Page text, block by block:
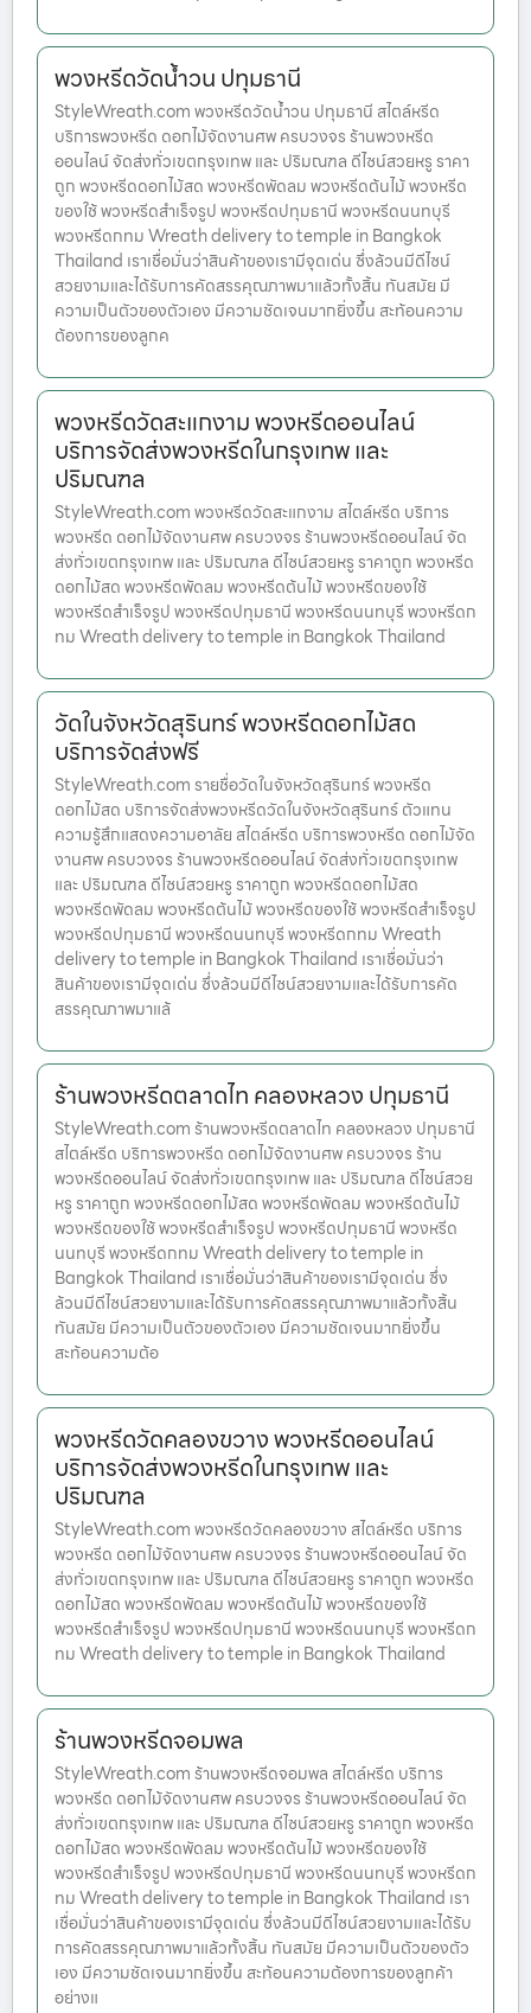
พวงหรีดวัดน้ำวน ปทุมธานี
StyleWreath.com พวงหรีดวัดน้ำวน ปทุมธานี สไตล์หรีด
บริการพวงหรีด ดอกไม้จัดงานศพ ครบวงจร ร้านพวงหรีด
ออนไลน์ จัดส่งทั่วเขตกรุงเทพ และ ปริมณฑล ดีไซน์สวยหรู ราคา
ถูก พวงหรีดดอกไม้สด พวงหรีดพัดลม พวงหรีดต้นไม้ พวงหรีด
ของใช้ พวงหรีดสำเร็จรูป พวงหรีดปทุมธานี พวงหรีดนนทบุรี
พวงหรีดกทม Wreath delivery to temple in Bangkok
Thailand เราเชื่อมั่นว่าสินค้าของเรามีจุดเด่น ซึ่งล้วนมีดีไซน์
สวยงามและได้รับการคัดสรรคุณภาพมาแล้วทั้งสิ้น ทันสมัย มี
ความเป็นตัวของตัวเอง มีความชัดเจนมากยิ่งขึ้น สะท้อนความ
ต้องการของลูกค
พวงหรีดวัดสะแกงาม พวงหรีดออนไลน์
บริการจัดส่งพวงหรีดในกรุงเทพ และ
ปริมณฑล
StyleWreath.com พวงหรีดวัดสะแกงาม สไตล์หรีด บริการ
พวงหรีด ดอกไม้จัดงานศพ ครบวงจร ร้านพวงหรีดออนไลน์ จัด
ส่งทั่วเขตกรุงเทพ และ ปริมณฑล ดีไซน์สวยหรู ราคาถูก พวงหรีด
ดอกไม้สด พวงหรีดพัดลม พวงหรีดต้นไม้ พวงหรีดของใช้
พวงหรีดสำเร็จรูป พวงหรีดปทุมธานี พวงหรีดนนทบุรี พวงหรีดก
ทม Wreath delivery to temple in Bangkok Thailand
วัดในจังหวัดสุรินทร์ พวงหรีดดอกไม้สด
บริการจัดส่งฟรี
StyleWreath.com รายชื่อวัดในจังหวัดสุรินทร์ พวงหรีด
ดอกไม้สด บริการจัดส่งพวงหรีดวัดในจังหวัดสุรินทร์ ตัวแทน
ความรู้สึกแสดงความอาลัย สไตล์หรีด บริการพวงหรีด ดอกไม้จัด
งานศพ ครบวงจร ร้านพวงหรีดออนไลน์ จัดส่งทั่วเขตกรุงเทพ
และ ปริมณฑล ดีไซน์สวยหรู ราคาถูก พวงหรีดดอกไม้สด
พวงหรีดพัดลม พวงหรีดต้นไม้ พวงหรีดของใช้ พวงหรีดสำเร็จรูป
พวงหรีดปทุมธานี พวงหรีดนนทบุรี พวงหรีดกทม Wreath
delivery to temple in Bangkok Thailand เราเชื่อมั่นว่า
สินค้าของเรามีจุดเด่น ซึ่งล้วนมีดีไซน์สวยงามและได้รับการคัด
สรรคุณภาพมาแล้
ร้านพวงหรีดตลาดไท คลองหลวง ปทุมธานี
StyleWreath.com ร้านพวงหรีดตลาดไท คลองหลวง ปทุมธานี
สไตล์หรีด บริการพวงหรีด ดอกไม้จัดงานศพ ครบวงจร ร้าน
พวงหรีดออนไลน์ จัดส่งทั่วเขตกรุงเทพ และ ปริมณฑล ดีไซน์สวย
หรู ราคาถูก พวงหรีดดอกไม้สด พวงหรีดพัดลม พวงหรีดต้นไม้
พวงหรีดของใช้ พวงหรีดสำเร็จรูป พวงหรีดปทุมธานี พวงหรีด
นนทบุรี พวงหรีดกทม Wreath delivery to temple in
Bangkok Thailand เราเชื่อมั่นว่าสินค้าของเรามีจุดเด่น ซึ่ง
ล้วนมีดีไซน์สวยงามและได้รับการคัดสรรคุณภาพมาแล้วทั้งสิ้น
ทันสมัย มีความเป็นตัวของตัวเอง มีความชัดเจนมากยิ่งขึ้น
สะท้อนความต้อ
พวงหรีดวัดคลองขวาง พวงหรีดออนไลน์
บริการจัดส่งพวงหรีดในกรุงเทพ และ
ปริมณฑล
StyleWreath.com พวงหรีดวัดคลองขวาง สไตล์หรีด บริการ
พวงหรีด ดอกไม้จัดงานศพ ครบวงจร ร้านพวงหรีดออนไลน์ จัด
ส่งทั่วเขตกรุงเทพ และ ปริมณฑล ดีไซน์สวยหรู ราคาถูก พวงหรีด
ดอกไม้สด พวงหรีดพัดลม พวงหรีดต้นไม้ พวงหรีดของใช้
พวงหรีดสำเร็จรูป พวงหรีดปทุมธานี พวงหรีดนนทบุรี พวงหรีดก
ทม Wreath delivery to temple in Bangkok Thailand
ร้านพวงหรีดจอมพล
StyleWreath.com ร้านพวงหรีดจอมพล สไตล์หรีด บริการ
พวงหรีด ดอกไม้จัดงานศพ ครบวงจร ร้านพวงหรีดออนไลน์ จัด
ส่งทั่วเขตกรุงเทพ และ ปริมณฑล ดีไซน์สวยหรู ราคาถูก พวงหรีด
ดอกไม้สด พวงหรีดพัดลม พวงหรีดต้นไม้ พวงหรีดของใช้
พวงหรีดสำเร็จรูป พวงหรีดปทุมธานี พวงหรีดนนทบุรี พวงหรีดก
ทม Wreath delivery to temple in Bangkok Thailand เรา
เชื่อมั่นว่าสินค้าของเรามีจุดเด่น ซึ่งล้วนมีดีไซน์สวยงามและได้รับ
การคัดสรรคุณภาพมาแล้วทั้งสิ้น ทันสมัย มีความเป็นตัวของตัว
เอง มีความชัดเจนมากยิ่งขึ้น สะท้อนความต้องการของลูกค้า
อย่างแ